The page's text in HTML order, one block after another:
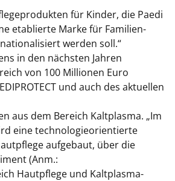
für Kinder, die Paedi
etablierte Marke für Familien-
werden soll.“
in den nächsten Jahren
von 100 Millionen Euro
und auch des aktuellen
aus dem Bereich Kaltplasma. „Im
eine technologieorientierte
aufgebaut, über die
(Anm.:
Hautpflege und Kaltplasma-